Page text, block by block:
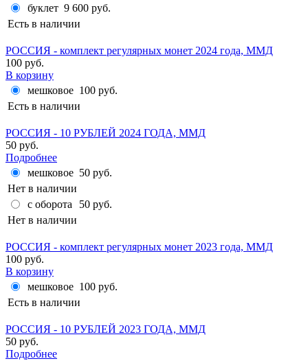
буклет 9 600 руб.
Есть в наличии
РОССИЯ - комплект регулярных монет 2024 года, ММД
100 руб.
В корзину
мешковое 100 руб.
Есть в наличии
РОССИЯ - 10 РУБЛЕЙ 2024 ГОДА, ММД
50 руб.
Подробнее
мешковое 50 руб.
Нет в наличии
с оборота
50 руб.
Нет в наличии
РОССИЯ - комплект регулярных монет 2023 года, ММД
100 руб.
В корзину
мешковое 100 руб.
Есть в наличии
РОССИЯ - 10 РУБЛЕЙ 2023 ГОДА, ММД
50 руб.
Подробнее